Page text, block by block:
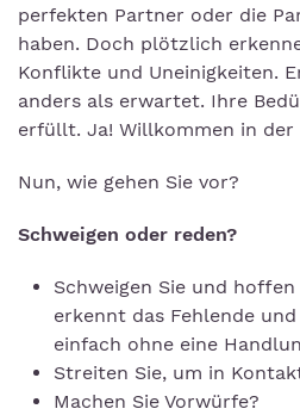
perfekten Partner oder die
haben. Doch plötzlich
Konflikte und Uneinigkeiten.
anders als erwartet. Ihre
erfüllt. Ja! Willkommen in der
Nun, wie gehen Sie vor?
Schweigen oder reden?
Schweigen Sie und hoffen
erkennt das Fehlende
einfach ohne eine
Streiten Sie, um in
Machen Sie Vorwürfe?